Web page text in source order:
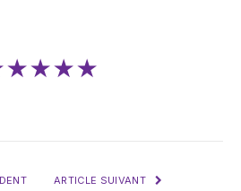
ARTICLE SUIVANT